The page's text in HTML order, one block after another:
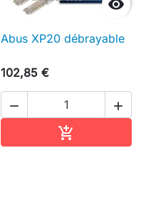

Abus XP20 débrayable
102,85 €
 
